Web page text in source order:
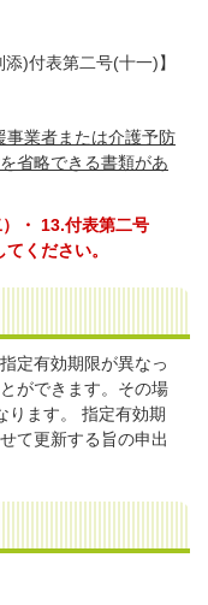
)付表第二号(十一)】
業者または介護予防
省略できる書類があ
・ 13.付表第二号
ください。
定有効期限が異なっ
ができます。その場
ります。 指定有効期
て更新する旨の申出